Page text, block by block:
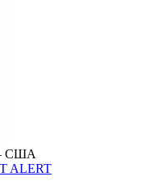
США
ALERT